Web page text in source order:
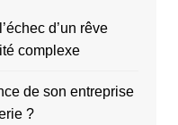
d’un rêve
complexe
de son entreprise
?